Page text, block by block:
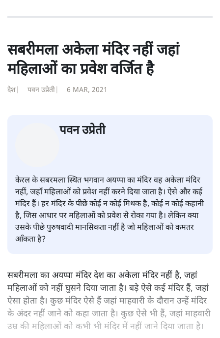
सबरीमला अकेला मंदिर नहीं जहां
महिलाओं का प्रवेश वर्जित है
देश पवन उप्रेती 6 MAR, 2021
केरल के सबरमला स्थित भगवान अयप्पा का मंदिर वह अकेला मंदिर
नहीं, जहाँ महिलाओं को प्रवेश नहीं करने दिया जाता है। ऐसे और कई
मंदिर हैं। हर मंदिर के पीछे कोई न कोई मिथक है, कोई न कोई कहानी
है, जिस आधार पर महिलाओं को प्रवेश से रोका गया है। लेकिन क्या